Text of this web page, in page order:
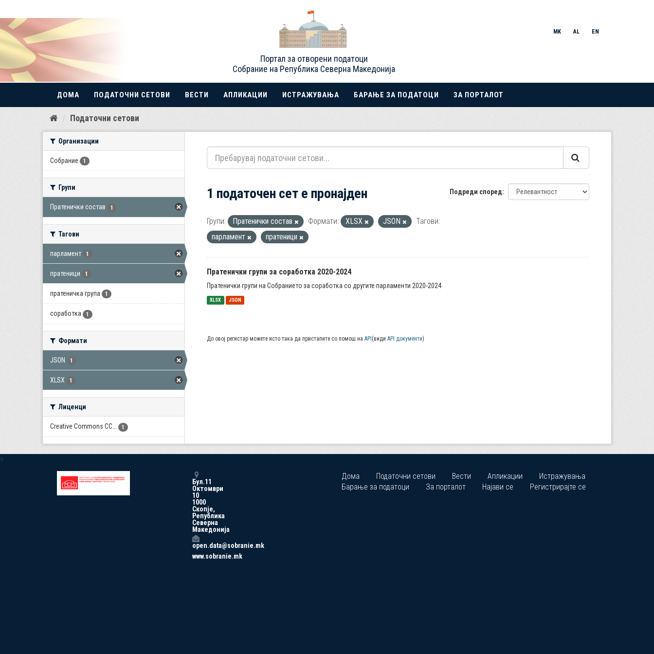
Прескокнете
Портал за отворени податоци
Собрание на Република Северна Македонија
MK AL EN
ДОМА ПОДАТОЧНИ СЕТОВИ ВЕСТИ АПЛИКАЦИИ ИСТРАЖУВАЊА БАРАЊЕ ЗА ПОДАТОЦИ ЗА ПОРТАЛОТ
Податочни сетови
Организации
Собрание 1
Групи
Пратенички состав 1
Тагови
парламент 1
пратеници 1
пратеничка група 1
соработка 1
Формати
JSON 1
XLSX 1
Лиценци
Creative Commons CC... 1
Подреди според
1 податочен сет е пронајден
Групи: Пратенички состав Формати: XLSX JSON
Тагови:
парламент
пратеници
Пратенички групи за соработка 2020-2024
Пратенички групи на Собранието за соработка со другите парламенти 2020-2024
XLSX JSON
До овој регистар можете исто така да пристапите со помош на API (види API документи)
a
Бул.11
Октомври
10
1000
Скопје,
Република
Северна
Македонија
open.data@sobranie.mk
www.sobranie.mk
Дома Податочни сетови Вести Апликации
Истражувања
Барање за податоци
За порталот Најави се Регистрирајте се